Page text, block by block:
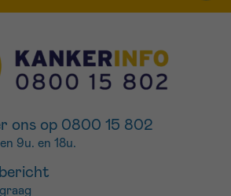
ons op 0800 15 802
9u. en 18u.